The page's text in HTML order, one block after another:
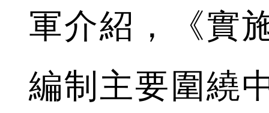
軍介紹，《實
編制主要圍繞